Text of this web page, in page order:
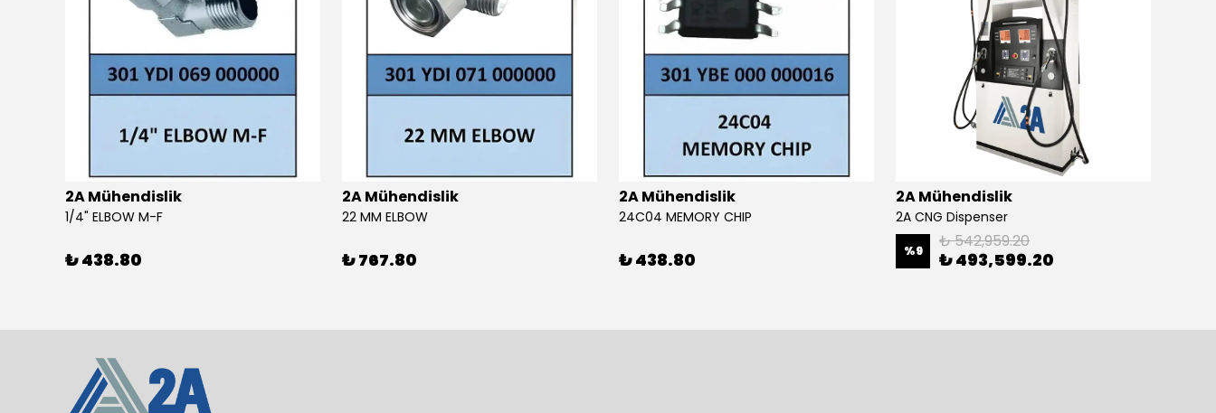
2A Mühendislik
1/4" ELBOW M-F
₺ 438.80
2A Mühendislik
22 MM ELBOW
₺ 767.80
2A Mühendislik
24C04 MEMORY CHIP
₺ 438.80
2A Mühendislik
2A CNG Dispenser
%9 ₺ 542,959.20
₺ 493,599.20